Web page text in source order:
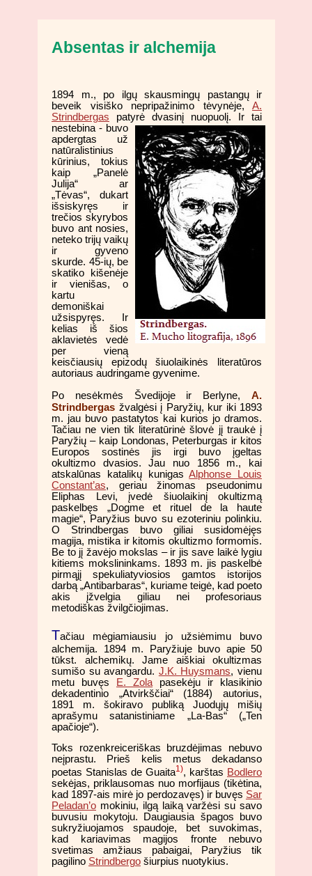
Absentas ir alchemija
1894 m., po ilgų skausmingų pastangų ir
beveik visiško nepripažinimo tėvynėje, A.
Strindbergas patyrė dvasinį nuopuolį.
Ir tai
nestebina - buvo
apdergtas už
natūralistinius
kūrinius, tokius
kaip „Panelė
Julija“ ar
„Tėvas“, dukart
išsiskyręs ir
trečios skyrybos
buvo ant nosies,
neteko trijų vaikų
ir gyveno
skurde. 45-ių, be
skatiko kišenėje
ir vienišas, o
kartu
demoniškai
užsispyręs. Ir
kelias iš šios
aklavietės vedė
per vieną
keisčiausių epizodų šiuolaikinės literatūros
autoriaus audringame gyvenime.
Po nesėkmės Švedijoje ir Berlyne, A.
Strindbergas žvalgėsi į Paryžių, kur iki 1893
m. jau buvo pastatytos kai kurios jo dramos.
Tačiau ne vien tik literatūrinė šlovė jį traukė į
Paryžių – kaip Londonas, Peterburgas ir kitos
Europos sostinės jis irgi buvo įgeltas
okultizmo dvasios. Jau nuo 1856 m., kai
atskalūnas katalikų kunigasAlphonse Louis
Constant’as, geriau žinomas pseudonimu
Eliphas Levi, įvedė šiuolaikinį okultizmą
paskelbęs „Dogme et rituel de la haute
magie“, Paryžius buvo su ezoteriniu polinkiu.
O Strindbergas buvo giliai susidomėjęs
magija, mistika ir kitomis okultizmo formomis.
Be to jį žavėjo mokslas – ir jis save laikė lygiu
kitiems mokslininkams. 1893 m. jis paskelbė
pirmąjį spekuliatyviosios gamtos istorijos
darbą „Antibarbaras“, kuriame teigė, kad poeto
akis įžvelgia giliau nei profesoriaus
metodiškas žvilgčiojimas.
Tačiau mėgiamiausiu jo užsiėmimu buvo
alchemija. 1894 m. Paryžiuje buvo apie 50
tūkst. alchemikų. Jame aiškiai okultizmas
sumišo su avangardu. J.K. Huysmans, vienu
metu buvęs
E. Zola pasekėju ir klasikinio
dekadentinio „Atvirkščiai“ (1884) autorius,
1891 m. šokiravo publiką Juodųjų mišių
aprašymu satanistiniame „La-Bas“ („Ten
apačioje“).
Toks rozenkreiceriškas bruzdėjimas nebuvo
neįprastu. Prieš kelis metus dekadanso
poetas Stanislas de Guaita1), karštas Bodlero
sekėjas, priklausomas nuo morfijaus (tikėtina,
kad 1897-ais mirė jo perdozavęs) ir buvęs Sar
Peladan’o mokiniu, ilgą laiką varžėsi su savo
buvusiu mokytoju. Daugiausia špagos buvo
sukryžiuojamos spaudoje, bet suvokimas,
kad kariavimas magijos fronte nebuvo
svetimas amžiaus pabaigai, Paryžius tik
pagilino Strindbergo šiurpius nuotykius.